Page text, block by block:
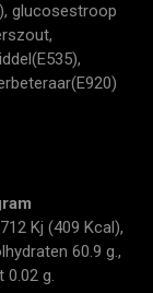
glucosestroop
Kj (409 Kcal),
60.9 g.,
0.02 g.